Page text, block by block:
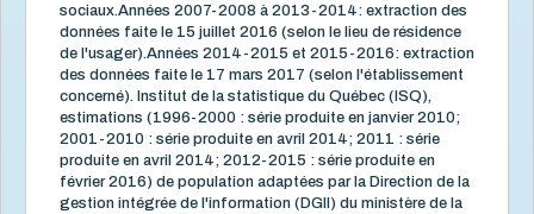
sociaux.Années 2007-2008 à 2013-2014: extraction des
données faite le 15 juillet 2016 (selon le lieu de résidence
de l'usager).Années 2014-2015 et 2015-2016: extraction
des données faite le 17 mars 2017 (selon l'établissement
concerné). Institut de la statistique du Québec (ISQ),
estimations (1996-2000 : série produite en janvier 2010;
2001-2010 : série produite en avril 2014; 2011 : série
produite en avril 2014; 2012-2015 : série produite en
février 2016) de population adaptées par la Direction de la
gestion intégrée de l'information (DGII) du ministère de la